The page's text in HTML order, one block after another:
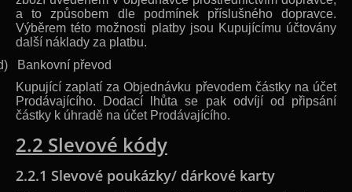
a to způsobem dle podmínek příslušného dopravce.
Výběrem této možnosti platby jsou Kupujícímu účtovány
další náklady za platbu.
Bankovní převod
Kupující zaplatí za Objednávku převodem částky na účet
Prodávajícího. Dodací lhůta se pak odvíjí od připsání
částky k úhradě na účet Prodávajícího.
2.2 Slevové kódy
2.2.1 Slevové poukázky/ dárkové karty